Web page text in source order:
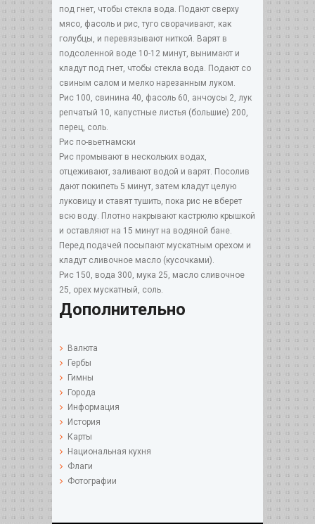
под гнет, чтобы стекла вода. Подают сверху
мясо, фасоль и рис, туго сворачивают, как
голубцы, и перевязывают ниткой. Варят в
подсоленной воде 10-12 минут, вынимают и
кладут под гнет, чтобы стекла вода. Подают со
свиным салом и мелко нарезанным луком.
Рис 100, свинина 40, фасоль 60, анчоусы 2, лук
репчатый 10, капустные листья (большие) 200,
перец, соль.
Рис по-вьетнамски
Рис промывают в нескольких водах,
отцеживают, заливают водой и варят. Посолив
дают покипеть 5 минут, затем кладут целую
луковицу и ставят тушить, пока рис не вберет
всю воду. Плотно накрывают кастрюлю крышкой
и оставляют на 15 минут на водяной бане.
Перед подачей посыпают мускатным орехом и
кладут сливочное масло (кусочками).
Рис 150, вода 300, мука 25, масло сливочное
25, орех мускатный, соль.
Дополнительно
Валюта
Гербы
Гимны
Города
Информация
История
Карты
Национальная кухня
Флаги
Фотографии